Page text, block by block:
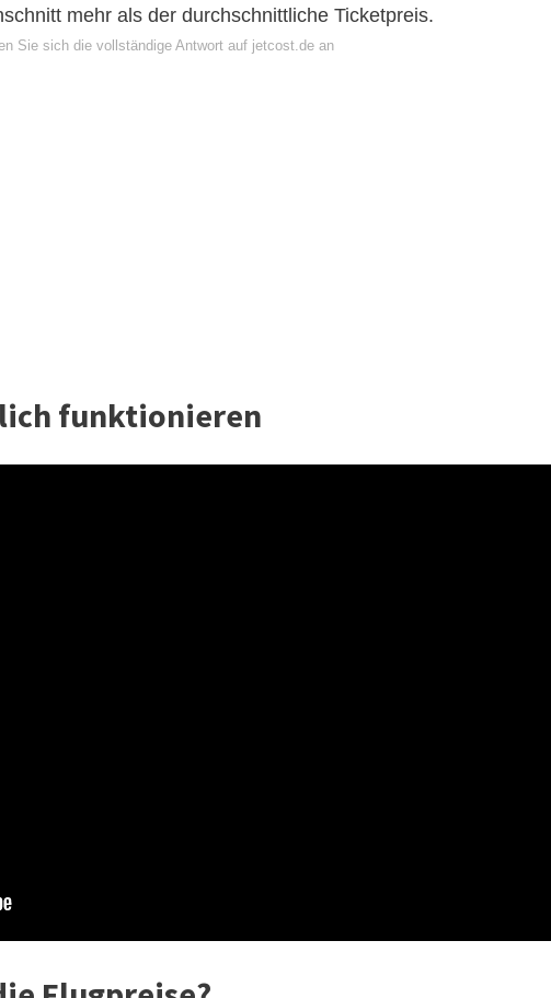
mehr als der durchschnittliche Ticketpreis.
Sie sich die vollständige Antwort auf jetcost.de an
funktionieren